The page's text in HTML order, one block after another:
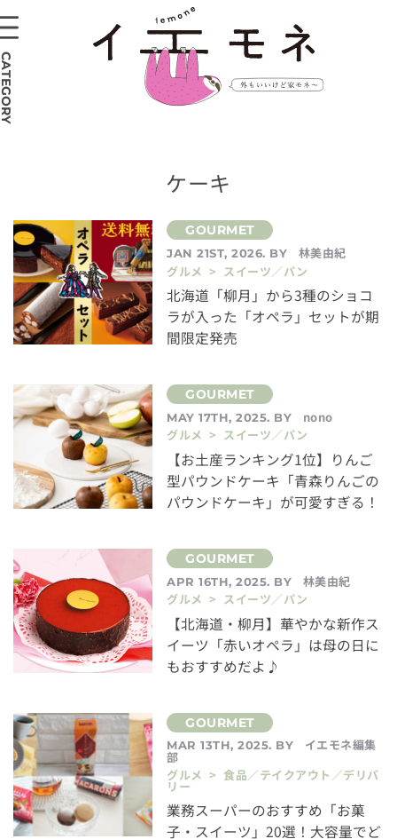
ケーキ
JAN 21ST, 2026. BY
林美由紀
グルメ > スイーツ／パン
北海道「柳月」から3種のショコ
ラが入った「オペラ」セットが期
間限定発売
MAY 17TH, 2025. BY
nono
グルメ > スイーツ／パン
【お土産ランキング1位】りんご
型パウンドケーキ「青森りんごの
パウンドケーキ」が可愛すぎる！
APR 16TH, 2025. BY
林美由紀
グルメ > スイーツ／パン
【北海道・柳月】華やかな新作ス
イーツ「赤いオペラ」は母の日に
もおすすめだよ♪
MAR 13TH, 2025. BY イエモネ編集
部
グルメ > 食品／テイクアウト／デリバ
リー
業務スーパーのおすすめ「お菓
子・スイーツ」20選！大容量でど